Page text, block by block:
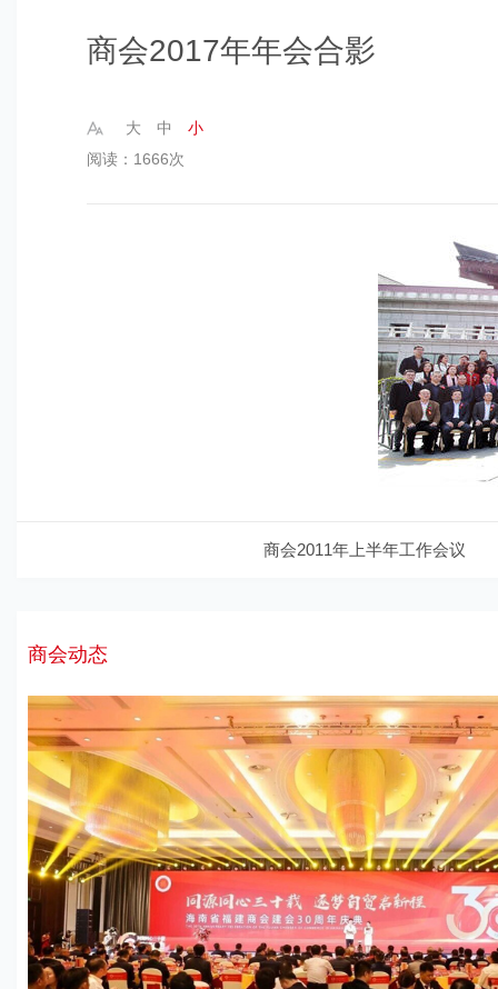
商会2017年年会合影
大 中
小
阅读：1666次
商会2011年上半年工作会议
商会动态